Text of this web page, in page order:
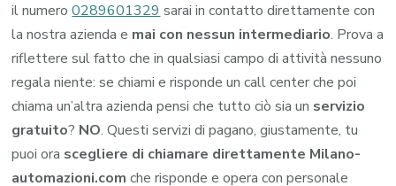
il numero0289601329 sarai in contatto direttamente con
la nostra azienda e mai con nessun intermediario. Prova a
riflettere sul fatto che in qualsiasi campo di attività nessuno
regala niente: se chiami e risponde un call center che poi
chiama un’altra azienda pensi che tutto ciò sia un servizio
gratuito? NO. Questi servizi di pagano, giustamente, tu
puoi ora scegliere di chiamare direttamente Milano-
automazioni.com che risponde e opera con personale